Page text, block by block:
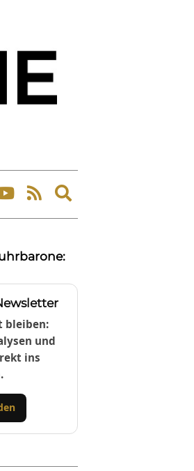
Expand
search
bleiben:
und
ins